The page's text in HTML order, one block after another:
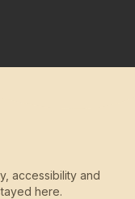
accessibility and
here.